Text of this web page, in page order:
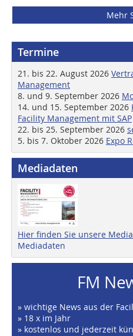
Mehr
Termine
21. bis 22. August 2026
Management
8. und 9. September 2026
14. und 15. September 2026
Facility Management mit SAP
22. bis 25. September 2026
5. bis 7. Oktober 2026 Expo
Mediadaten
Hier finden Sie unsere
Mediadaten
FM
» wichtige News aus der
» 18 x im Jahr
» kostenlos und jederzeit